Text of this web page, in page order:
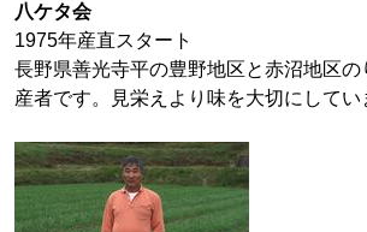
八ケタ会
1975年産直スタート
長野県善光寺平の豊野地区と赤沼地区の
産者です。見栄えより味を大切にしてい